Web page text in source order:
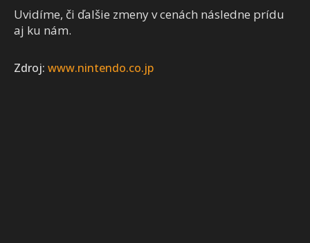
Uvidíme, či ďalšie zmeny v cenách následne prídu
aj ku nám.
Zdroj: www.nintendo.co.jp